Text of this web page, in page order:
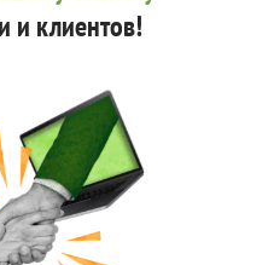
и клиентов!